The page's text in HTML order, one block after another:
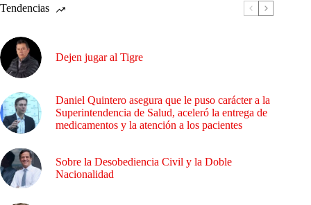
Tendencias
Dejen jugar al Tigre
Daniel Quintero asegura que le puso carácter a la
Superintendencia de Salud, aceleró la entrega de
medicamentos y la atención a los pacientes
Sobre la Desobediencia Civil y la Doble
Nacionalidad